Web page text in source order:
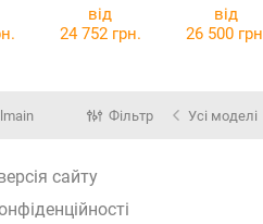
8340.33.76
16.02
від
24 752 грн.
від
26 500
Фільтр Усі моделі
сайту